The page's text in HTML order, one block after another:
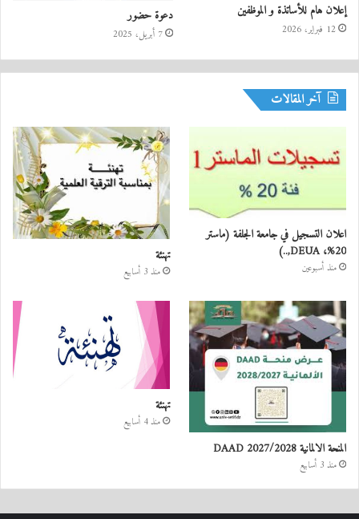
إعلان هام للأساتذة و الموظفين
12 فبراير، 2026
دعوة حضور
7 أبريل، 2025
آخر المقالات
اعلان التسجيل في جامعة الجلفة (ماستر
20%، DEUA,..)
منذ أسبوعين
تهنئة
منذ 3 أسابيع
المنحة الالمانية DAAD 2027/2028
منذ 3 أسابيع
تهنئة
منذ 4 أسابيع